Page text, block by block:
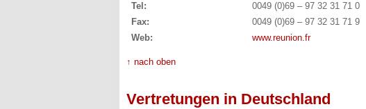
Tel:
0049 (0)69 – 97 32 31 71 0
Fax:
0049 (0)69 – 97 32 31 71 9
Web:
www.reunion.fr
↑ nach oben
Vertretungen in Deutschland